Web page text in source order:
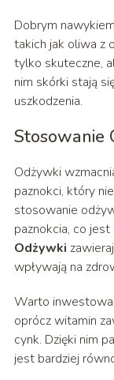
Dobrym
takich jak oliwa z
tylko skuteczne,
nim skórki stają
uszkodzenia.
Stosowanie
Odżywki
paznokci, który
stosowanie
paznokcia, co
Odżywki
wpływają na
Warto
oprócz witamin
cynk. Dzięki nim
jest bardziej